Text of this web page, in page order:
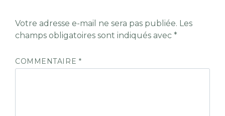
Votre adresse e-mail ne sera pas publiée. Les
champs obligatoires sont indiqués avec *
COMMENTAIRE *